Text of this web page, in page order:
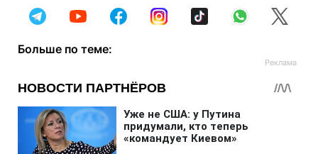
Больше по теме: